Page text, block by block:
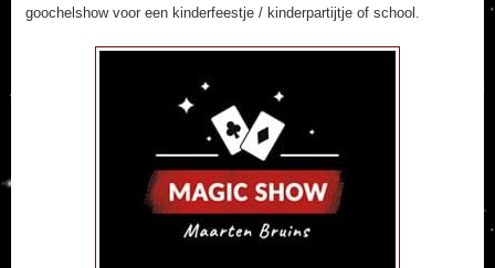
goochelshow voor een kinderfeestje / kinderpartijtje of school.